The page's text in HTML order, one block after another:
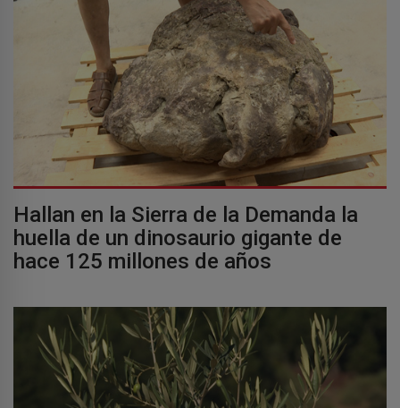
Hallan en la Sierra de la Demanda la
huella de un dinosaurio gigante de
hace 125 millones de años